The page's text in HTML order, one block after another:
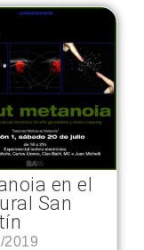
en el
San
2019